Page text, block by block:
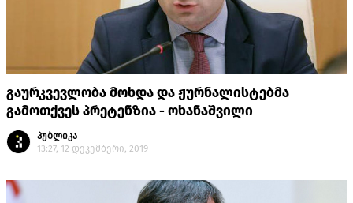
გაურკვევლობა მოხდა და ჟურნალისტებმა
გამოთქვეს პრეტენზია - ოხანაშვილი
პუბლიკა
13:27, 12 დეკემბერი, 2019